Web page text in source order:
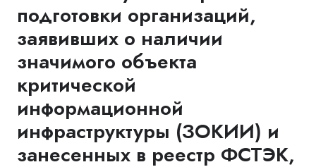
подготовки организаций,
заявивших о наличии
значимого объекта
критической
информационной
инфраструктуры (ЗОКИИ) и
занесенных в реестр ФСТЭК,